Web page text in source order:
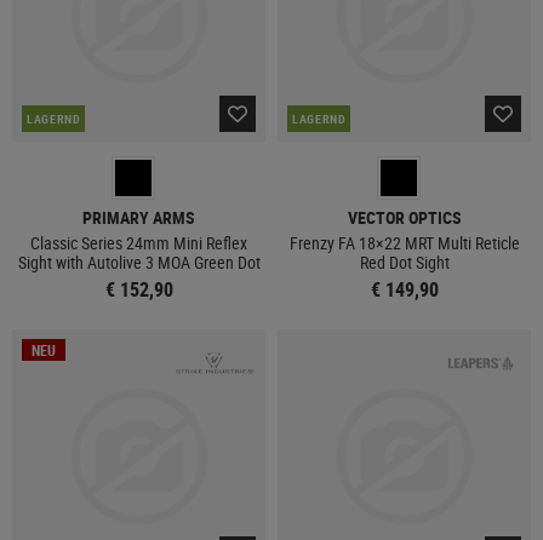
LAGERND
PRIMARY ARMS
Classic Series 24mm Mini Reflex
Sight with Autolive 3 MOA Green Dot
€ 152,90
LAGERND
VECTOR OPTICS
Frenzy FA 18×22 MRT Multi Reticle
Red Dot Sight
€ 149,90
NEU